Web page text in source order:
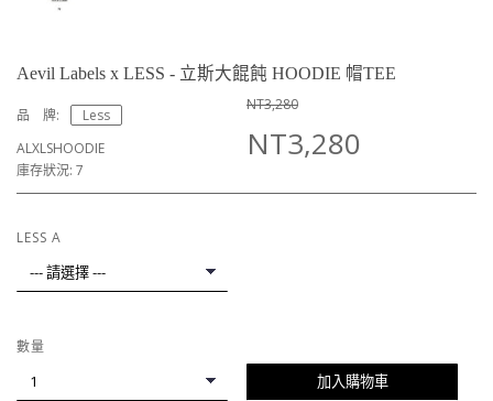
Aevil Labels x LESS - 立斯大餛飩 HOODIE 帽TEE
品 牌:
Less
ALXLSHOODIE
庫存狀況: 7
NT3,280
NT3,280
LESS A
數量
加入購物車